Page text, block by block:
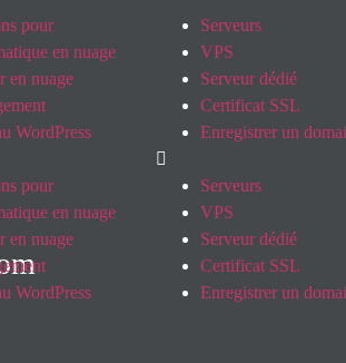
pour
en nuage
en nuage
WordPress
pour
en nuage
en nuage
WordPress
Serveurs
VPS
Serveur dédié
Certificat SSL
Enregistrer un
Serveurs
VPS
Serveur dédié
Certificat SSL
Enregistrer un